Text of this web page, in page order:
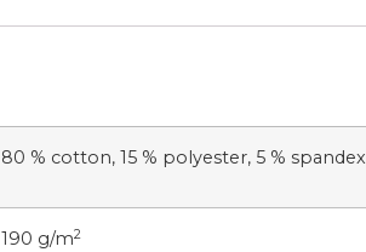
80 % cotton, 15 % polyester, 5 % spandex
190 g/m2